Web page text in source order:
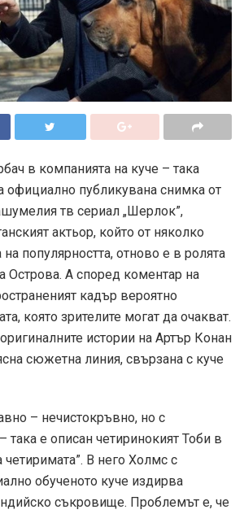
в компанията на куче – така
официално публикувана снимка от
тв сериал „Шерлок”,
актьор, който от няколко
популярността, отново е в ролята
Острова. А според коментар на
кадър вероятно
която зрителите могат да очакват.
истории на Артър Конан
сюжетна линия, свързана с куче
– нечистокръвно, но с
така е описан четиринокият Тоби в
четиримата”. В него Холмс с
обученото куче издирва
съкровище. Проблемът е, че